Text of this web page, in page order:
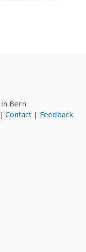
in Bern
| Contact | Feedback